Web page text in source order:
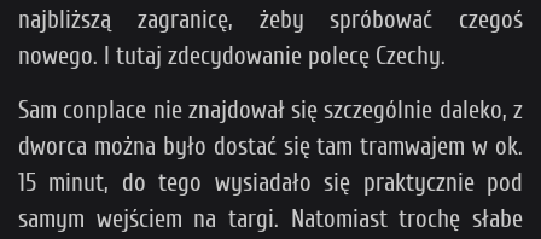
najbliższą zagranicę, żeby spróbować czegoś
nowego. I tutaj zdecydowanie polecę Czechy.
Sam conplace nie znajdował się szczególnie daleko, z
dworca można było dostać się tam tramwajem w ok.
15 minut, do tego wysiadało się praktycznie pod
samym wejściem na targi. Natomiast trochę słabe